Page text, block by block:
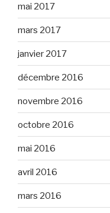
mai 2017
mars 2017
janvier 2017
décembre 2016
novembre 2016
octobre 2016
mai 2016
avril 2016
mars 2016